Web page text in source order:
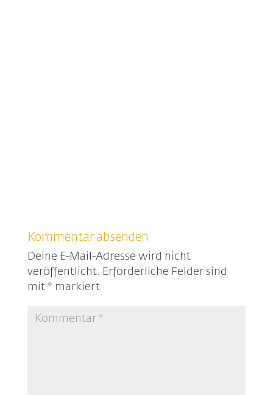
Kommentar absenden
Deine E-Mail-Adresse wird nicht
veröffentlicht. Erforderliche Felder sind
mit * markiert